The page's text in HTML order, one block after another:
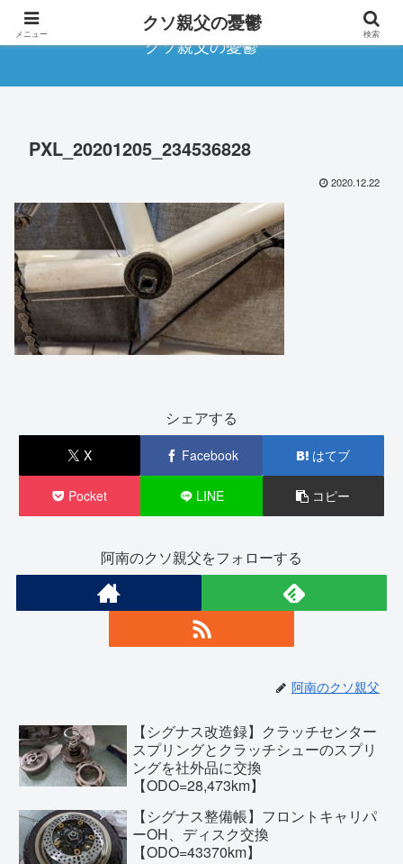
クソ親父の憂鬱
PXL_20201205_234536828
2020.12.22
シェアする
X Facebook はてブ
Pocket LINE コピー
阿南のクソ親父をフォローする
阿南のクソ親父
【シグナス改造録】クラッチセンター
スプリングとクラッチシューのスプリ
ングを社外品に交換
【ODO=28,473km】
【シグナス整備帳】フロントキャリパ
ーOH、ディスク交換
【ODO=43370km】
メニュー クソ親父の憂鬱 検索